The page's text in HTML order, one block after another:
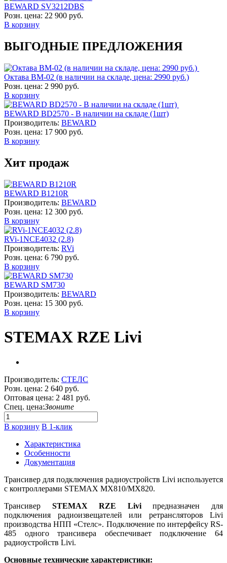
BEWARD SV3212DBS
Розн. цена: 22 900 руб.
В корзину
ВЫГОДНЫЕ ПРЕДЛОЖЕНИЯ
Октава ВМ-02 (в наличии на складе, цена: 2990 руб.)
Розн. цена: 2 990 руб.
В корзину
BEWARD BD2570 - В наличии на складе (1шт)
Производитель: BEWARD
Розн. цена: 17 900 руб.
В корзину
Хит продаж
BEWARD B1210R
Производитель: BEWARD
Розн. цена: 12 300 руб.
В корзину
RVi-1NCE4032 (2.8)
Производитель: RVi
Розн. цена: 6 790 руб.
В корзину
BEWARD SM730
Производитель: BEWARD
Розн. цена: 15 300 руб.
В корзину
STEMAX RZE Livi
Производитель: СТЕЛС
Розн. цена: 2 640 руб.
Оптовая цена: 2 481 руб.
Спец. цена:Звоните
В корзину В 1-клик
Характеристика
Особенности
Документация
Трансивер для подключения радиоустройств Livi используется
с контроллерами STEMAX MX810/MX820.
Трансивер STEMAX RZE Liviпредназначен для
подключения радиоизвещателей или ретрансляторов Livi
производства НПП «Стелс». Подключение по интерфейсу RS-
485 одного трансивера обеспечивает подключение 64
радиоустройств Livi.
Основные технические характеристики: